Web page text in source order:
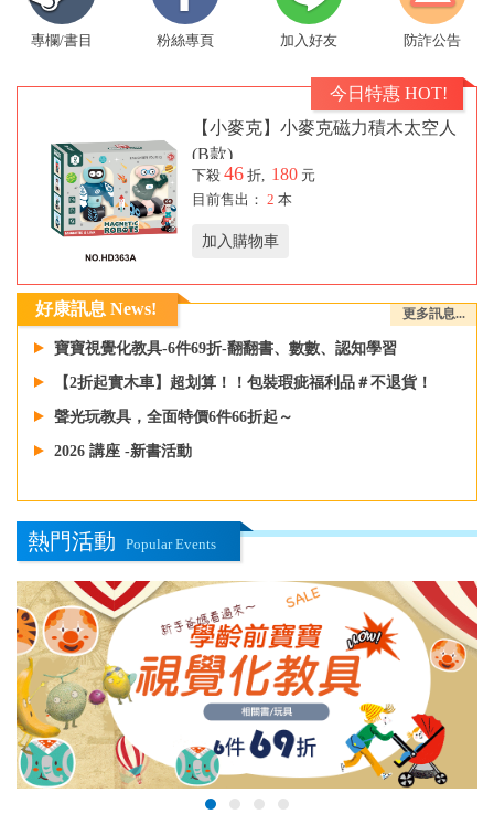
專欄/書目 粉絲專頁 加入好友 防詐公告
今日特惠 HOT!
【小麥克】小麥克磁力積木太空人
(B款)
下殺 46 折, 180 元
目前售出： 2 本
加入購物車
好康訊息 News! 更多訊息...
寶寶視覺化教具-6件69折-翻翻書、數數、認知學習
【2折起實木車】超划算！！包裝瑕疵福利品＃不退貨！
聲光玩教具，全面特價6件66折起～
2026 講座 -新書活動
熱門活動 Popular Events